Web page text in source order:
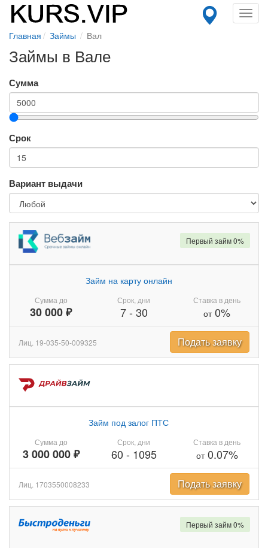
Главная Займы Вал
Займы в Вале
Сумма
Срок
Вариант выдачи
Сумма до
30 000 ₽
Займ на карту онлайн
Срок, дни
7- 30
Ставка в день
от0%
Первый займ 0%
Лиц. 19-035-50-009325 Подать заявку
Сумма до
3 000 000 ₽
Займ под залог ПТС
Срок, дни
60 - 1095
Ставка в день
от0.07%
Лиц. 1703550008233 Подать заявку
Первый займ 0%